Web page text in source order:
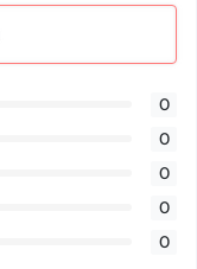
0
0
0
0
0